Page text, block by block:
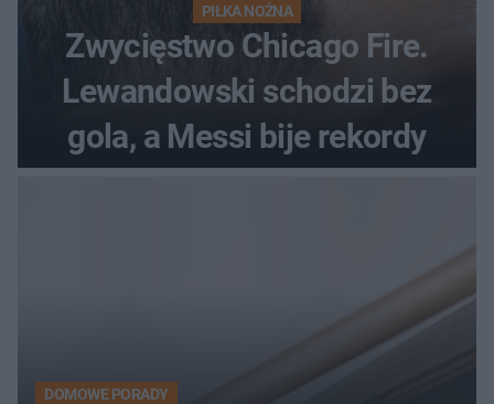
PIŁKA NOŻNA
Zwycięstwo Chicago Fire.
Lewandowski schodzi bez
gola, a Messi bije rekordy
DOMOWE PORADY